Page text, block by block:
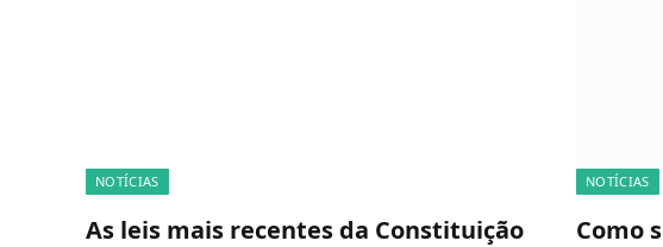
NOTÍCIAS
As leis mais recentes da Constituição
NOTÍCIAS
Como